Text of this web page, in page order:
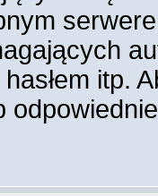
itp.